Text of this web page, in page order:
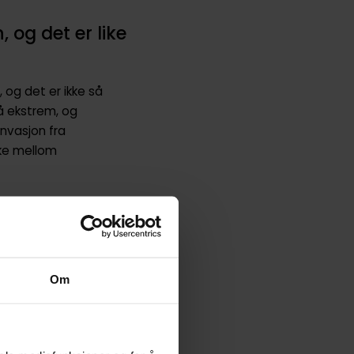
Om
og det er like
det er ikke så
ekstrem, og
fra
mellom
fra tid til annen.
som de rører ved
deg oppleve